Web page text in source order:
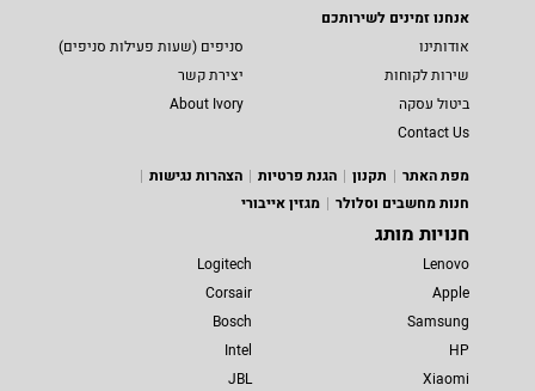
אנחנו זמינים לשירותכם
אודותינו
סניפים (שעות פעילות סניפים)
שירות לקוחות
יצירת קשר
ביטול עסקה
About Ivory
Contact Us
מפת האתר
תקנון הגנת פרטיות
הצהרות נגישות
חנות מחשבים וסלולר
מגזין אייבורי
חנויות מותג
Lenovo
Apple
Samsung
HP
Xiaomi
Logitech
Corsair
Bosch
Intel
JBL